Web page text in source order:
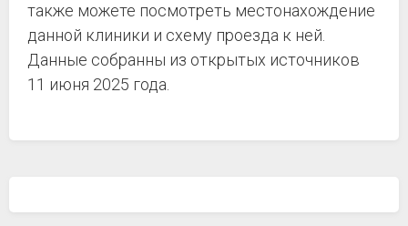
также можете посмотреть местонахождение
данной клиники и схему проезда к ней.
Данные собранны из открытых источников
11 июня 2025 года.